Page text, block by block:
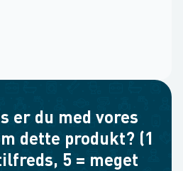
er du med vores
dette produkt? (1
5 = meget